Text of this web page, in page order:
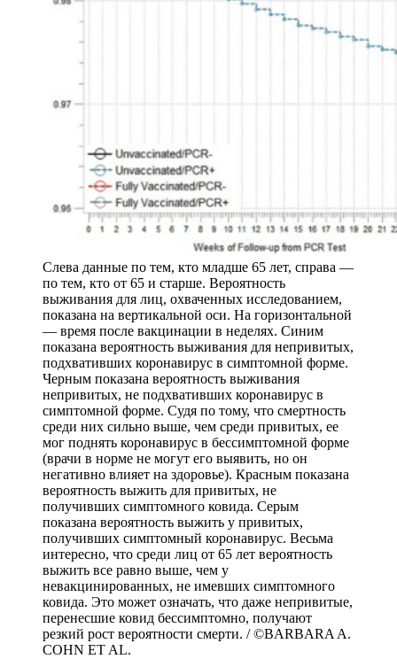
Слева данные по тем, кто младше 65 лет, справа —
по тем, кто от 65 и старше. Вероятность
выживания для лиц, охваченных исследованием,
показана на вертикальной оси. На горизонтальной
— время после вакцинации в неделях. Синим
показана вероятность выживания для непривитых,
подхвативших коронавирус в симптомной форме.
Черным показана вероятность выживания
непривитых, не подхвативших коронавирус в
симптомной форме. Судя по тому, что смертность
среди них сильно выше, чем среди привитых, ее
мог поднять коронавирус в бессимптомной форме
(врачи в норме не могут его выявить, но он
негативно влияет на здоровье). Красным показана
вероятность выжить для привитых, не
получивших симптомного ковида. Серым
показана вероятность выжить у привитых,
получивших симптомный коронавирус. Весьма
интересно, что среди лиц от 65 лет вероятность
выжить все равно выше, чем у
невакцинированных, не имевших симптомного
ковида. Это может означать, что даже непривитые,
перенесшие ковид бессимптомно, получают
резкий рост вероятности смерти. / ©BARBARA A.
COHN ET AL.